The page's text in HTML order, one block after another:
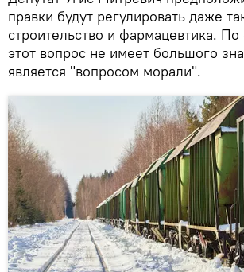
правки будут регулировать даже
строительство и фармацевтика. По
этот вопрос не имеет большого
является "вопросом морали".